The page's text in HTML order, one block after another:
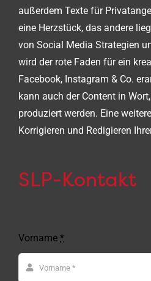
außerdem Texte für
eine Herzstück, das andere
von Social Media Strategien
wird der rote Faden für ein
Facebook, Instagram & Co.
kann auch der Content in
produziert werden. Eine
Korrigieren und Redigieren
SLP-Kontakt
Vorname *